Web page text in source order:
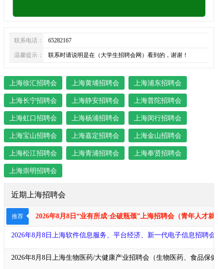
联系电话： 65282167
温馨提示： 联系时请说明是在（大学生招聘会网）看到的，谢谢！
上海徐汇招聘会 上海黄埔招聘会 上海浦东招聘会
上海长宁招聘会 上海静安招聘会 上海普陀招聘会
上海虹口招聘会 上海杨浦招聘会 上海闵行招聘会
上海宝山招聘会 上海嘉定招聘会 上海金山招聘会
上海松江招聘会 上海青浦招聘会 上海奉贤招聘会
上海崇明招聘会
近期上海招聘会
推荐 2026年8月8日“业有所成·企破瓶颈​​​”上海招聘会（青年人才
2026年8月8日上海软件信息服务、平台经济、新一代电子信息招聘
2026年8月8日上海生物医药/大健康产业招聘会（生物医药、食品保